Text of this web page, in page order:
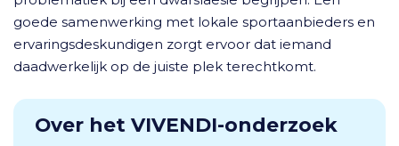
goede samenwerking met lokale sportaanbieders en
ervaringsdeskundigen zorgt ervoor dat iemand
daadwerkelijk op de juiste plek terechtkomt.
Over het VIVENDI-onderzoek